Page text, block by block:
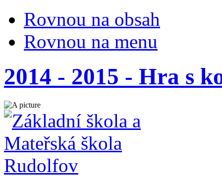
Rovnou na obsah
Rovnou na menu
2014 - 2015 - Hra s